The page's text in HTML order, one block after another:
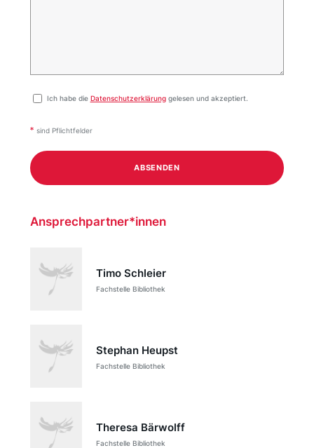
Ich habe die Datenschutzerklärunggelesen und akzeptiert.
sind Pflichtfelder
Ansprechpartner*innen
Timo Schleier
Fachstelle Bibliothek
Stephan Heupst
Fachstelle Bibliothek
Theresa Bärwolff
Fachstelle Bibliothek